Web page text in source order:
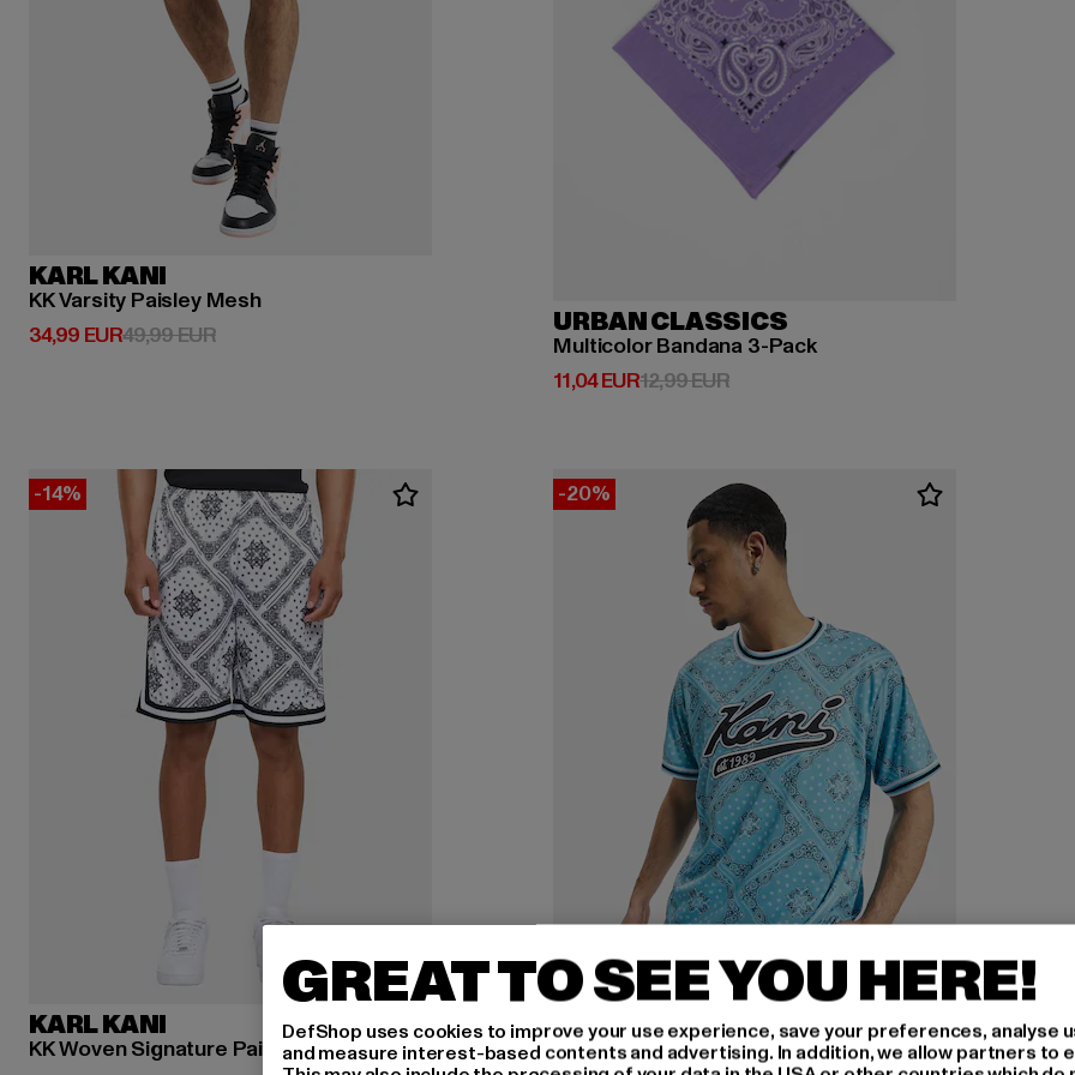
KARL KANI
KK Varsity Paisley Mesh
34,99 EUR
Derzeitiger Preis: 34,99 EUR
49,99 EURAktionspreis: 49,99 EUR URBAN CLASSICS
Multicolor Bandana 3-Pack
11,04 EUR
Derzeitiger Preis: 11,04 EUR
12,99 EURAktionspreis: 12,99 EUR
-14%
KARL KANI
KK Woven Signature Paisley Mesh
-20%
KARL KANI
Varsity Paisley
GREAT TO SEE YOU HERE!
DefShop uses cookies to improve your use experience, save your preferences, analyse
and measure interest-based contents and advertising. In addition, we allow partners to